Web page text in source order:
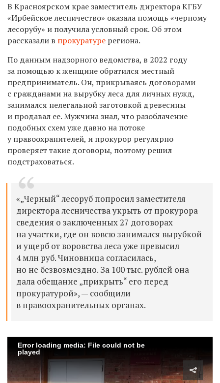
В Красноярском крае заместитель директора КГБУ
«Ирбейское лесничество» оказала помощь «черному
лесорубу» и получила условный срок. Об этом
рассказали в прокуратуре региона.
По данным надзорного ведомства, в 2022 году
за помощью к женщине обратился местный
предприниматель. Он, прикрываясь договорами
с гражданами на вырубку леса для личных нужд,
занимался нелегальной заготовкой древесины
и продавал ее. Мужчина знал, что разоблачение
подобных схем уже давно на потоке
у правоохранителей, и прокурор регулярно
проверяет такие договоры, поэтому решил
подстраховаться.
«„Черный“ лесоруб попросил заместителя
директора лесничества укрыть от прокурора
сведения о заключенных 27 договорах
на участки, где он вовсю занимался вырубкой
и ущерб от воровства леса уже превысил
4 млн руб. Чиновница согласилась,
но не безвозмездно. За 100 тыс. рублей она
дала обещание „прикрыть“ его перед
прокуратурой», — сообщили
в правоохранительных органах.
Error loading media: File could not be
played